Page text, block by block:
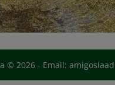
© 2026 - Email: